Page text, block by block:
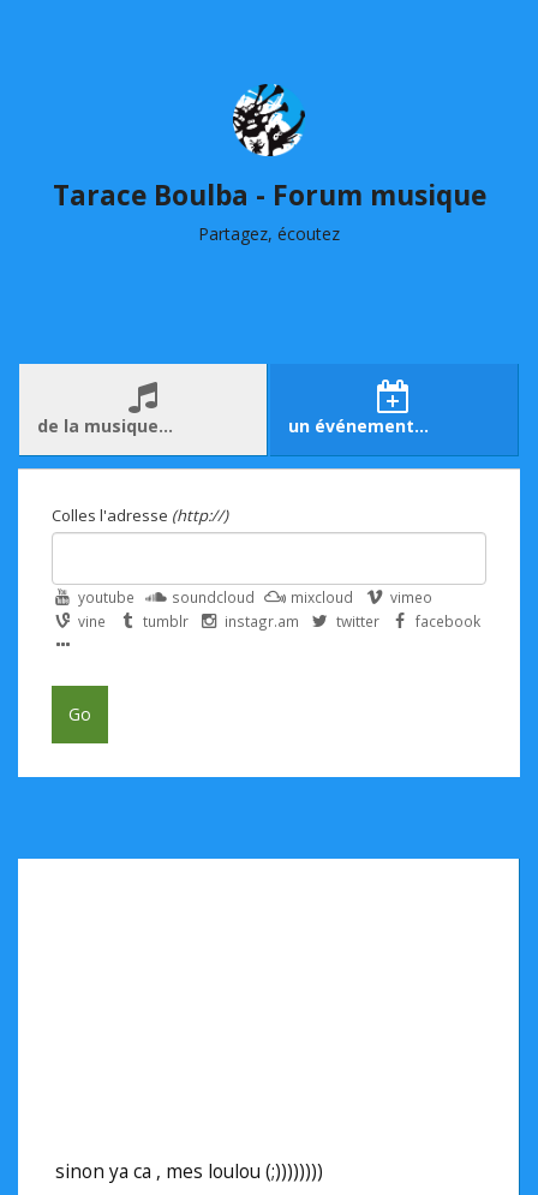
Tarace Boulba - Forum musique
Partagez, écoutez
de la musique… un événement…
Colles l'adresse (http://)
youtube soundcloud mixcloud
vimeo
vine
tumblr instagr.am twitter facebook
Go
sinon ya ca , mes loulou (;))))))))